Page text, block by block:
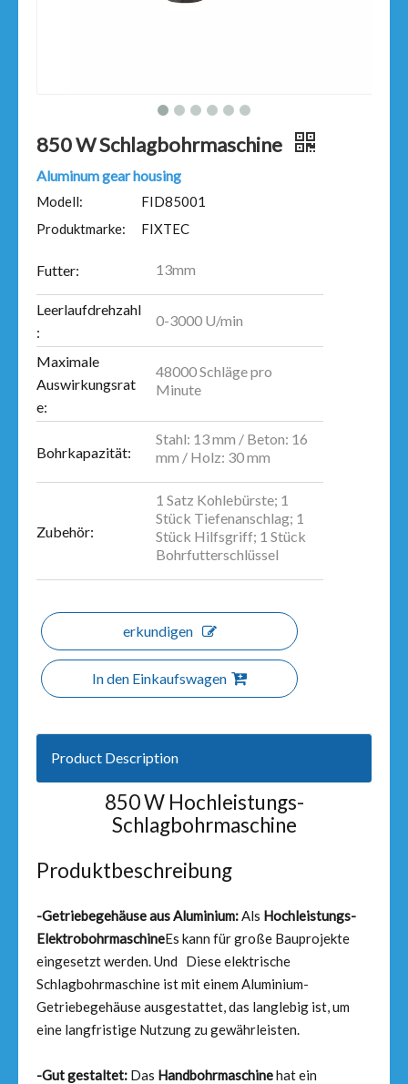
850 W Schlagbohrmaschine
Aluminum gear housing
Modell:
FID85001
Produktmarke:
FIXTEC
Futter: 13mm
Leerlaufdrehzahl
:
0-3000 U/min
Maximale
Auswirkungsrat
e:
48000 Schläge pro
Minute
Bohrkapazität:
Stahl: 13 mm / Beton: 16
mm / Holz: 30 mm
Zubehör:
1 Satz Kohlebürste; 1
Stück Tiefenanschlag; 1
Stück Hilfsgriff; 1 Stück
Bohrfutterschlüssel
erkundigen
In den Einkaufswagen
Product Description
850 W Hochleistungs-
Schlagbohrmaschine
Produktbeschreibung
-Getriebegehäuse aus Aluminium:Als Hochleistungs-
ElektrobohrmaschineEs kann für große Bauprojekte
eingesetzt werden. Und Diese elektrische
Schlagbohrmaschine ist mit einem Aluminium-
Getriebegehäuse ausgestattet, das langlebig ist, um
eine langfristige Nutzung zu gewährleisten.
-Gut gestaltet: Das Handbohrmaschinehat ein